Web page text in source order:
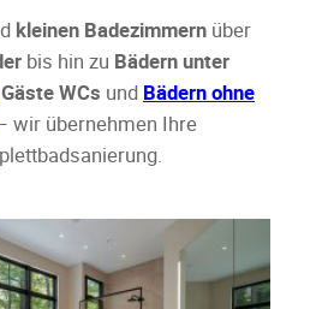
kleinen Badezimmernüber
bis hin zu Bädern unter
Gäste WCs und Bädern ohne
wir übernehmen Ihre